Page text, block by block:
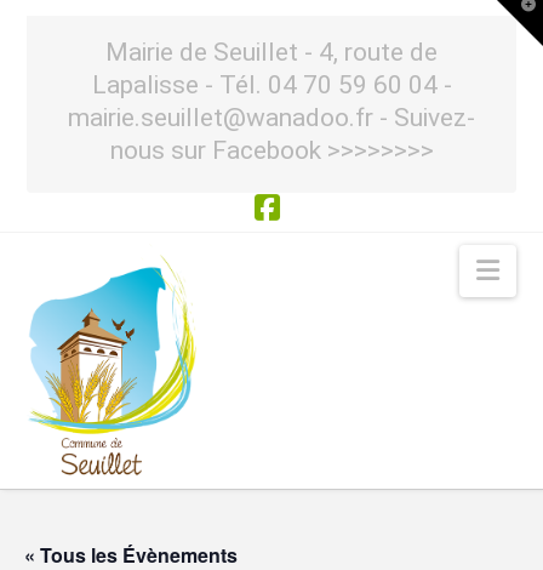
Mairie de Seuillet - 4, route de
Lapalisse - Tél. 04 70 59 60 04 -
mairie.seuillet@wanadoo.fr - Suivez-
nous sur Facebook >>>>>>>>
« Tous les Évènements